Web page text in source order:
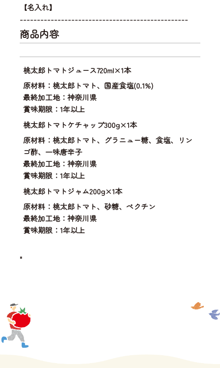
【名入れ】
-------------------------------------------------
商品内容
桃太郎トマトジュース720ml×1本
原材料：桃太郎トマト、国産食塩(0.1%)
最終加工地：神奈川県
賞味期限：1年以上
桃太郎トマトケチャップ300g×1本
原材料：桃太郎トマト、グラニュー糖、食塩、リン
ゴ酢、一味唐辛子
最終加工地：神奈川県
賞味期限：1年以上
桃太郎トマトジャム200g×1本
原材料：桃太郎トマト、砂糖、ペクチン
最終加工地：神奈川県
賞味期限：1年以上
"